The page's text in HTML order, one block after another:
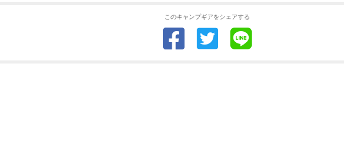
このキャンプギアをシェアする